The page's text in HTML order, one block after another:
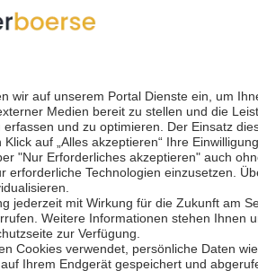
20% des Reisepreises zur
vor Mietbeginn wird der
insbesondere Kraftstoff
Ladestand wie bei
sind berechtigt eine
Aufwand (Energiekosten,
Rückgabezeitpunkt
Tag einen weiteren Miettag
Kontos automatisch direkt
Zahlungsfälligkeiten,
Ihren Gunsten kein